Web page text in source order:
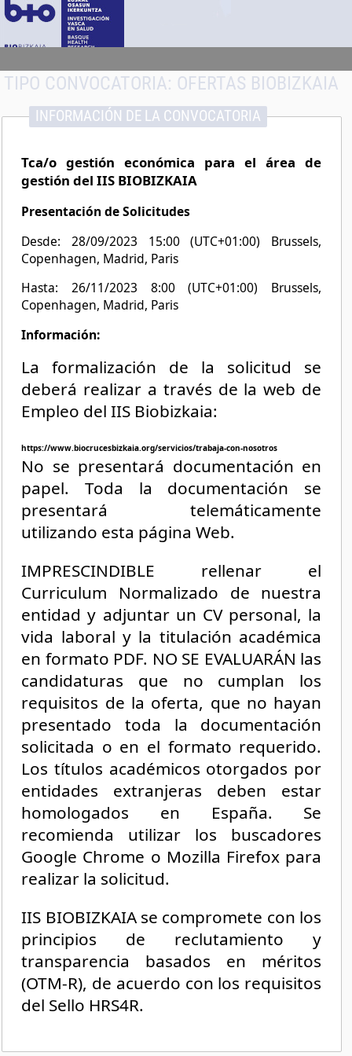
TIPO CONVOCATORIA: OFERTAS BIOBIZKAIA
INFORMACIÓN DE LA CONVOCATORIA
Tca/o gestión económica para el área de
gestión del IIS BIOBIZKAIA
Presentación de Solicitudes
Desde: 28/09/2023 15:00 (UTC+01:00) Brussels,
Copenhagen, Madrid, Paris
Hasta: 26/11/2023 8:00 (UTC+01:00) Brussels,
Copenhagen, Madrid, Paris
Información:
La formalización de la solicitud se
deberá realizar a través de la web de
Empleo del IIS Biobizkaia:
https://www.biocrucesbizkaia.org/servicios/trabaja-con-nosotros
No se presentará documentación en
papel. Toda la documentación se
presentará telemáticamente
utilizando esta página Web.
IMPRESCINDIBLE rellenar el
Curriculum Normalizado de nuestra
entidad y adjuntar un CV personal, la
vida laboral y la titulación académica
en formato PDF. NO SE EVALUARÁN las
candidaturas que no cumplan los
requisitos de la oferta, que no hayan
presentado toda la documentación
solicitada o en el formato requerido.
Los títulos académicos otorgados por
entidades extranjeras deben estar
homologados en España. Se
recomienda utilizar los buscadores
Google Chrome o Mozilla Firefox para
realizar la solicitud.
IIS BIOBIZKAIA se compromete con los
principios de reclutamiento y
transparencia basados en méritos
(OTM-R), de acuerdo con los requisitos
del Sello HRS4R.